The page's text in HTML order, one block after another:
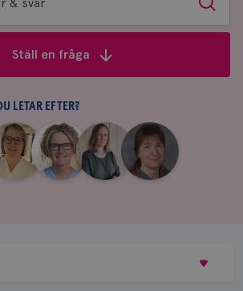
Sök
Ställ en fråga
LETAR EFTER?
|
Jeanette
Bäcklund
|
Maria
Edegran
|
Yvette
Andersson